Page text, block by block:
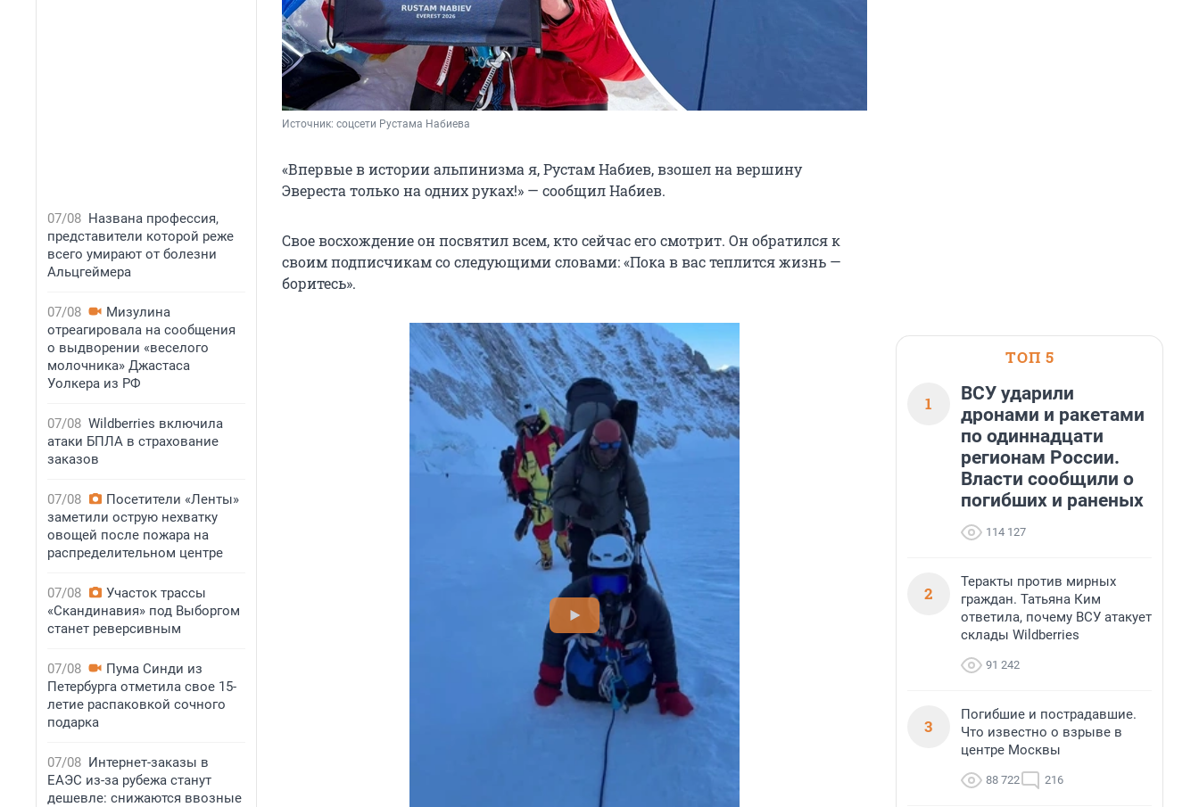
07/08 Названа профессия,
представители которой реже
всего умирают от болезни
Альцгеймера
07/08
Мизулина
отреагировала на сообщения
о выдворении «веселого
молочника» Джастаса
Уолкера из РФ
07/08 Wildberries включила
атаки БПЛА в страхование
заказов
07/08
Посетители «Ленты»
заметили острую нехватку
овощей после пожара на
распределительном центре
07/08
Участок трассы
«Скандинавия» под Выборгом
станет реверсивным
07/08
Пума Синди из
Петербурга отметила свое 15-
летие распаковкой сочного
подарка
07/08 Интернет-заказы в
ЕАЭС из-за рубежа станут
дешевле: снижаются ввозные
Источник: соцсети Рустама Набиева
«Впервые в истории альпинизма я, Рустам Набиев, взошел на вершину
Эвереста только на одних руках!» — сообщил Набиев.
Свое восхождение он посвятил всем, кто сейчас его смотрит. Он обратился к
своим подписчикам со следующими словами: «Пока в вас теплится жизнь —
боритесь».
ТОП 5
1
ВСУ ударили
дронами и ракетами
по одиннадцати
регионам России.
Власти сообщили о
погибших и раненых
114 127
2
Теракты против мирных
граждан. Татьяна Ким
ответила, почему ВСУ атакует
склады Wildberries
91 242
3
Погибшие и пострадавшие.
Что известно о взрыве в
центре Москвы
88 722 216